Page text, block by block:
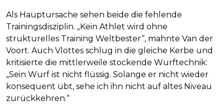
Als Hauptursache sehen beide die fehlende
Trainingsdisziplin. „Kein Athlet wird ohne
strukturelles Training Weltbester“, mahnte Van der
Voort. Auch Vlottes schlug in die gleiche Kerbe und
kritisierte die mittlerweile stockende Wurftechnik:
„Sein Wurf ist nicht flüssig. Solange er nicht wieder
konsequent übt, sehe ich ihn nicht auf altes Niveau
zurückkehren.“